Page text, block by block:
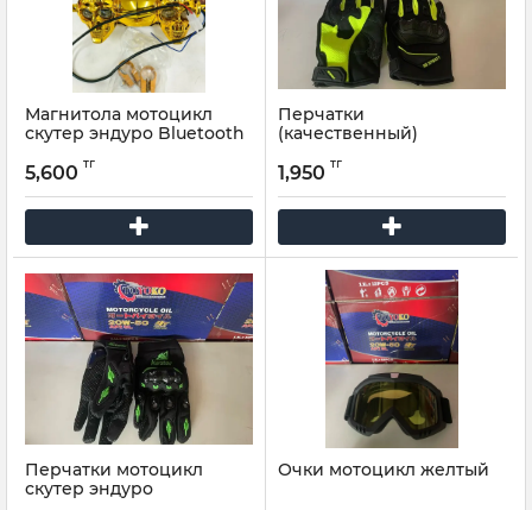
Магнитола мотоцикл
скутер эндуро Bluetooth
5,600 тг
Перчатки
(качественный)
/2
1,950 тг
Перчатки мотоцикл
скутер эндуро
Очки мотоцикл желтый